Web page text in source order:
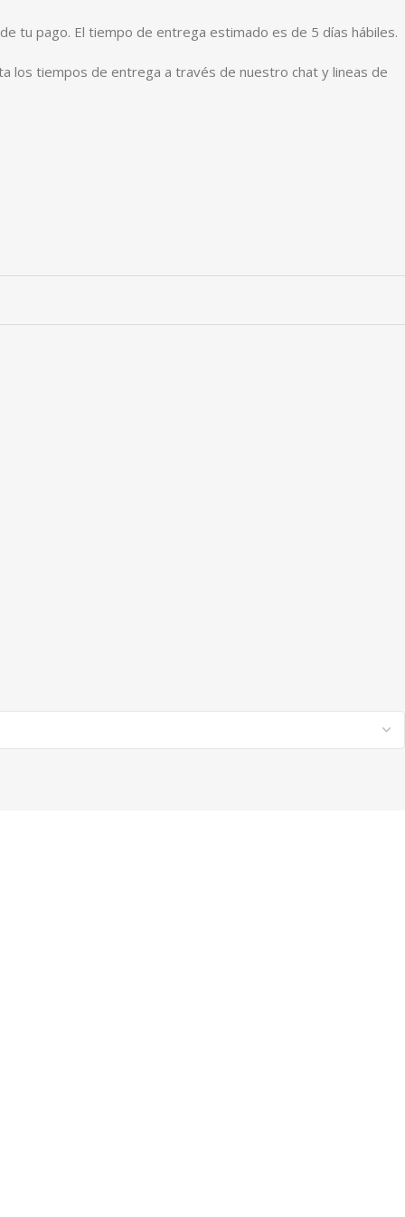
tu pago. El tiempo de entrega estimado es de 5 días hábiles.
los tiempos de entrega a través de nuestro chat y lineas de